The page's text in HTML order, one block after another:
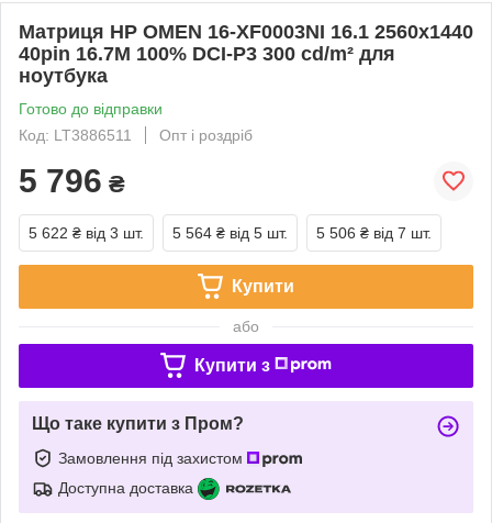
Матриця HP OMEN 16-XF0003NI 16.1 2560x1440
40pin 16.7M 100% DCI-P3 300 cd/m² для
ноутбука
Готово до відправки
Код: LT3886511
Опт і роздріб
5 796 ₴
5 622 ₴ від 3 шт. 5 564 ₴ від 5 шт. 5 506 ₴ від 7 шт.
Купити
або
Купити з
Що таке купити з Пром?
Замовлення під захистом
Доступна доставка